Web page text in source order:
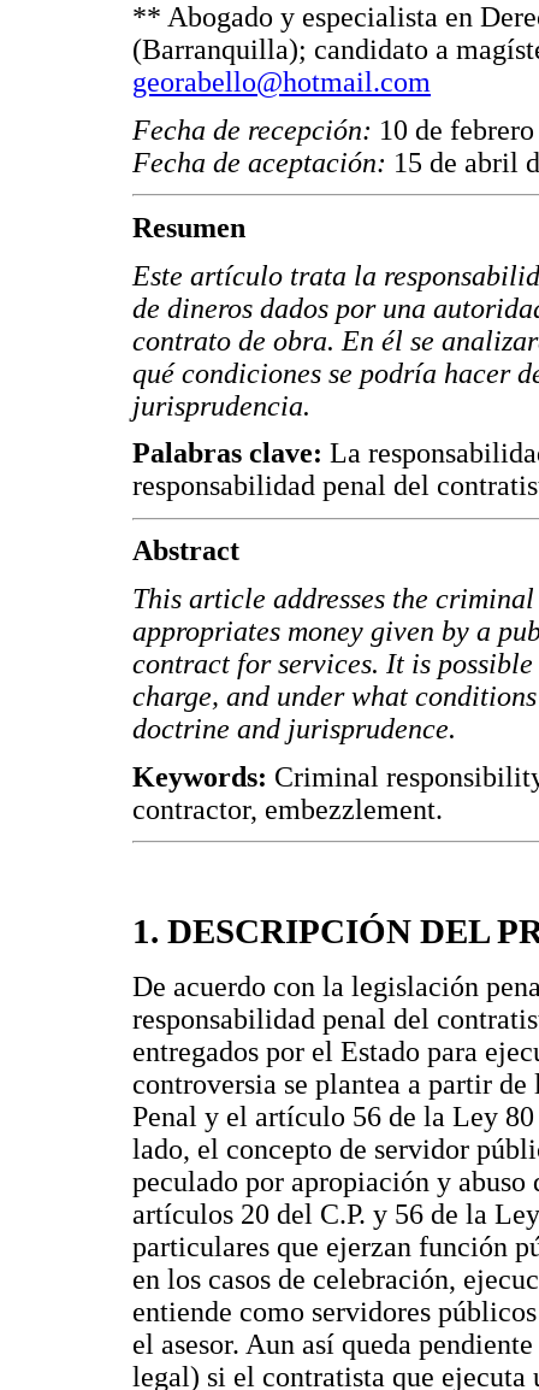
** Abogado y especialista en
(Barranquilla); candidato a
georabello@hotmail.com
Fecha de recepción: 10 de
Fecha de aceptación: 15 de abril
Resumen
Este artículo trata la
de dineros dados por una
contrato de obra. En él se
qué condiciones se podría hacer
jurisprudencia.
Palabras clave: La
responsabilidad penal del
Abstract
This article addresses the
appropriates money given by a
contract for services. It is
charge, and under what
doctrine and jurisprudence.
Keywords: Criminal
contractor, embezzlement.
1. DESCRIPCIÓN DEL
De acuerdo con la legislación
responsabilidad penal del
entregados por el Estado para
controversia se plantea a partir
Penal y el artículo 56 de la Ley
lado, el concepto de servidor
peculado por apropiación y
artículos 20 del C.P. y 56 de la
particulares que ejerzan función
en los casos de celebración,
entiende como servidores
el asesor. Aun así queda
legal) si el contratista que